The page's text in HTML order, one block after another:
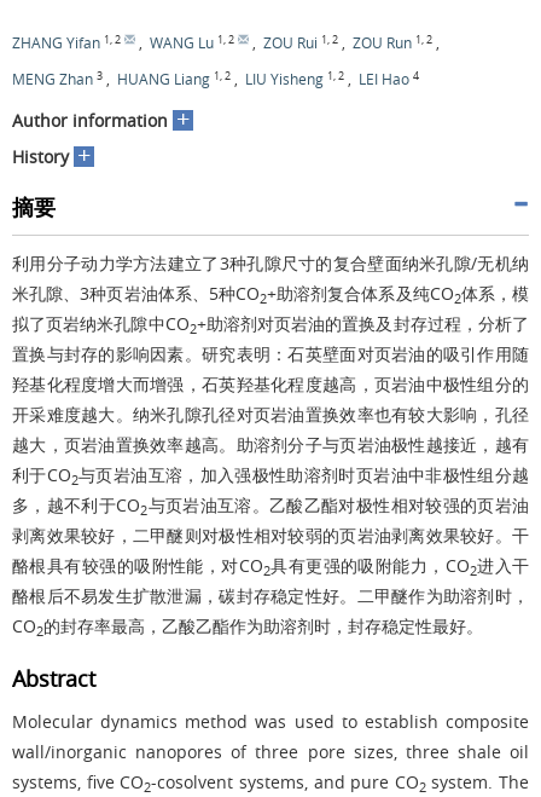
ZHANG Yifan 1,2 WANG Lu 1,2 ZOU Rui 1,2 ZOU Run 1,2
MENG Zhan 3 HUANG Liang 1,2 LIU Yisheng 1,2 LEI Hao 4
Author information +
History +
摘要
利用分子动力学方法建立了3种孔隙尺寸的复合壁面纳米孔隙/无机纳
米孔隙、3种页岩油体系、5种CO2+助溶剂复合体系及纯CO2体系，模
拟了页岩纳米孔隙中CO2+助溶剂对页岩油的置换及封存过程，分析了
置换与封存的影响因素。研究表明：石英壁面对页岩油的吸引作用随
羟基化程度增大而增强，石英羟基化程度越高，页岩油中极性组分的
开采难度越大。纳米孔隙孔径对页岩油置换效率也有较大影响，孔径
越大，页岩油置换效率越高。助溶剂分子与页岩油极性越接近，越有
利于CO2与页岩油互溶，加入强极性助溶剂时页岩油中非极性组分越
多，越不利于CO2与页岩油互溶。乙酸乙酯对极性相对较强的页岩油
剥离效果较好，二甲醚则对极性相对较弱的页岩油剥离效果较好。干
酪根具有较强的吸附性能，对CO2具有更强的吸附能力，CO2进入干
酪根后不易发生扩散泄漏，碳封存稳定性好。二甲醚作为助溶剂时，
CO2的封存率最高，乙酸乙酯作为助溶剂时，封存稳定性最好。
Abstract
Molecular dynamics method was used to establish composite
wall/inorganic nanopores of three pore sizes, three shale oil
systems, five CO2-cosolvent systems, and pure CO2system. The